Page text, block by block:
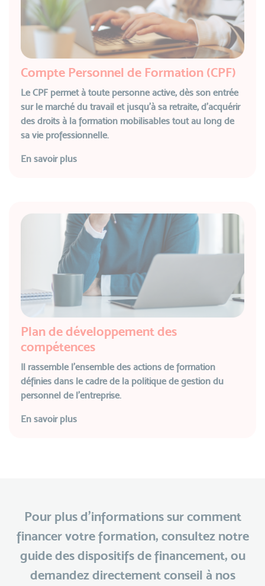
Compte Personnel de Formation (CPF)
Le CPF permet à toute personne active, dès son entrée
sur le marché du travail et jusqu’à sa retraite, d’acquérir
des droits à la formation mobilisables tout au long de
sa vie professionnelle.
En savoir plus
Plan de développement des
compétences
Il rassemble l’ensemble des actions de formation
définies dans le cadre de la politique de gestion du
personnel de l’entreprise.
En savoir plus
Pour plus d’informations sur comment
financer votre formation, consultez notre
guide des dispositifs de financement, ou
demandez directement conseil à nos